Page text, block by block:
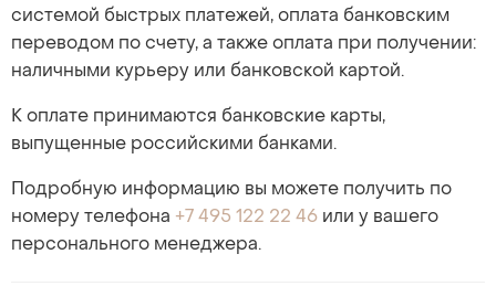
системой быстрых платежей, оплата банковским
переводом по счету, а также оплата при получении:
наличными курьеру или банковской картой.
К оплате принимаются банковские карты,
выпущенные российскими банками.
Подробную информацию вы можете получить по
номеру телефона +7 495 122 22 46 или у вашего
персонального менеджера.